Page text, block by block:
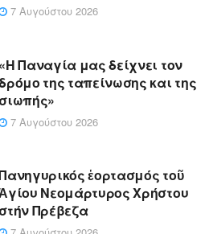
7 Αυγούστου 2026
«Η Παναγία μας δείχνει τον
της ταπείνωσης και της
σιωπής»
7 Αυγούστου 2026
ἑορτασμός τοῦ
Νεομάρτυρος Χρήστου
στήν Πρέβεζα